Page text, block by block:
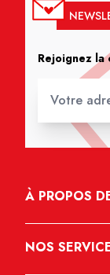
Rejoignez la
À PROPOS
NOS